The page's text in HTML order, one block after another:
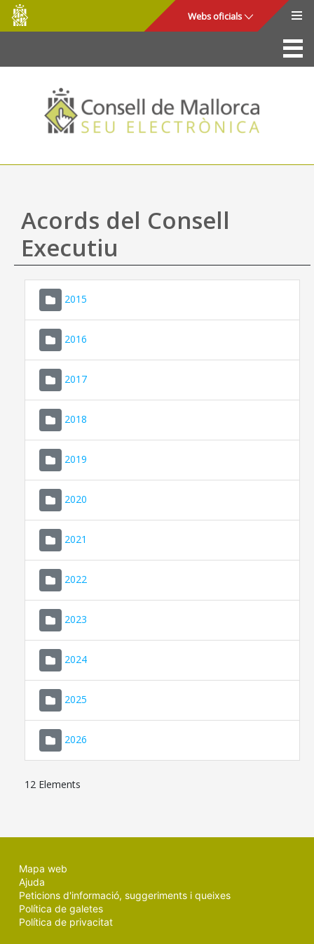
Salta al contingut principal
Consell
de
Mallorca
Webs oficials
La Seu
Consell de Mallorca
Accés i seguretat
Utilitats
Ajuda
Acords del Consell
Executiu
2015
2016
2017
2018
2019
2020
2021
2022
2023
2024
2025
2026
12 Elements
Mapa web
Ajuda
Peticions d'informació, suggeriments i queixes
Política de galetes
Política de privacitat